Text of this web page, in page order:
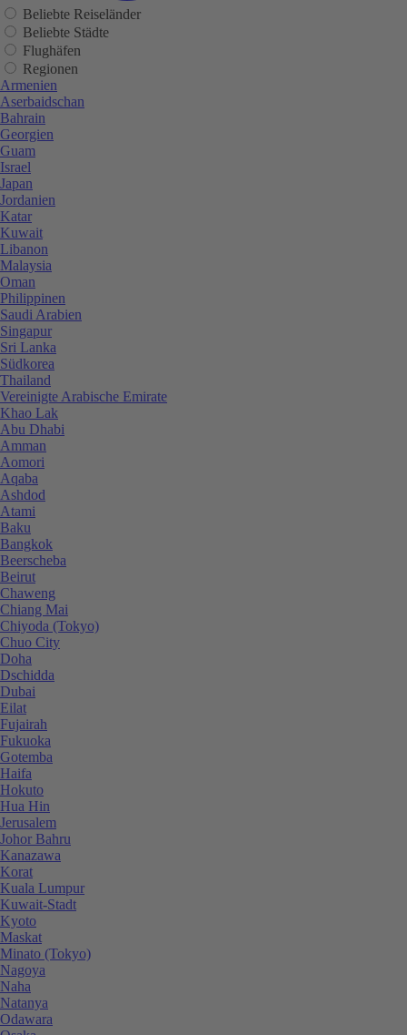
Beliebte Reiseländer
Beliebte Städte
Flughäfen
Regionen
Armenien
Aserbaidschan
Bahrain
Georgien
Guam
Israel
Japan
Jordanien
Katar
Kuwait
Libanon
Malaysia
Oman
Philippinen
Saudi Arabien
Singapur
Sri Lanka
Südkorea
Thailand
Vereinigte Arabische Emirate
Khao Lak
Abu Dhabi
Amman
Aomori
Aqaba
Ashdod
Atami
Baku
Bangkok
Beerscheba
Beirut
Chaweng
Chiang Mai
Chiyoda (Tokyo)
Chuo City
Doha
Dschidda
Dubai
Eilat
Fujairah
Fukuoka
Gotemba
Haifa
Hokuto
Hua Hin
Jerusalem
Johor Bahru
Kanazawa
Korat
Kuala Lumpur
Kuwait-Stadt
Kyoto
Maskat
Minato (Tokyo)
Nagoya
Naha
Natanya
Odawara